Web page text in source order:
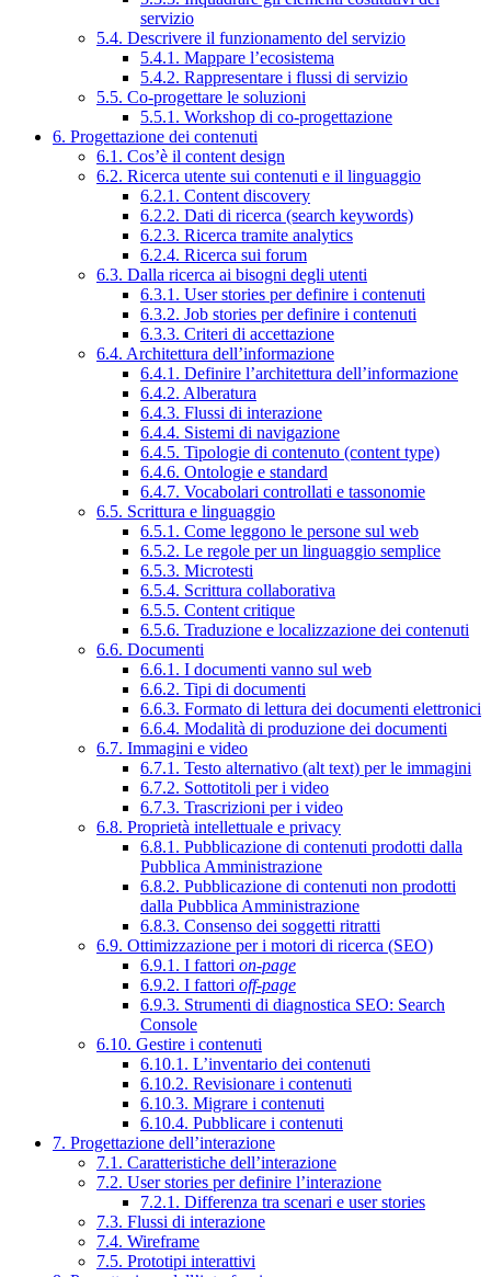
servizio
5.4. Descrivere il funzionamento del servizio
5.4.1. Mappare l’ecosistema
5.4.2. Rappresentare i flussi di servizio
5.5. Co-progettare le soluzioni
5.5.1. Workshop di co-progettazione
6. Progettazione dei contenuti
6.1. Cos’è il content design
6.2. Ricerca utente sui contenuti e il linguaggio
6.2.1. Content discovery
6.2.2. Dati di ricerca (search keywords)
6.2.3. Ricerca tramite analytics
6.2.4. Ricerca sui forum
6.3. Dalla ricerca ai bisogni degli utenti
6.3.1. User stories per definire i contenuti
6.3.2. Job stories per definire i contenuti
6.3.3. Criteri di accettazione
6.4. Architettura dell’informazione
6.4.1. Definire l’architettura dell’informazione
6.4.2. Alberatura
6.4.3. Flussi di interazione
6.4.4. Sistemi di navigazione
6.4.5. Tipologie di contenuto (content type)
6.4.6. Ontologie e standard
6.4.7. Vocabolari controllati e tassonomie
6.5. Scrittura e linguaggio
6.5.1. Come leggono le persone sul web
6.5.2. Le regole per un linguaggio semplice
6.5.3. Microtesti
6.5.4. Scrittura collaborativa
6.5.5. Content critique
6.5.6. Traduzione e localizzazione dei contenuti
6.6. Documenti
6.6.1. I documenti vanno sul web
6.6.2. Tipi di documenti
6.6.3. Formato di lettura dei documenti elettronici
6.6.4. Modalità di produzione dei documenti
6.7. Immagini e video
6.7.1. Testo alternativo (alt text) per le immagini
6.7.2. Sottotitoli per i video
6.7.3. Trascrizioni per i video
6.8. Proprietà intellettuale e privacy
6.8.1. Pubblicazione di contenuti prodotti dalla
Pubblica Amministrazione
6.8.2. Pubblicazione di contenuti non prodotti
dalla Pubblica Amministrazione
6.8.3. Consenso dei soggetti ritratti
6.9. Ottimizzazione per i motori di ricerca (SEO)
6.9.1. I fattori on-page
6.9.2. I fattori off-page
6.9.3. Strumenti di diagnostica SEO: Search
Console
6.10. Gestire i contenuti
6.10.1. L’inventario dei contenuti
6.10.2. Revisionare i contenuti
6.10.3. Migrare i contenuti
6.10.4. Pubblicare i contenuti
7. Progettazione dell’interazione
7.1. Caratteristiche dell’interazione
7.2. User stories per definire l’interazione
7.2.1. Differenza tra scenari e user stories
7.3. Flussi di interazione
7.4. Wireframe
7.5. Prototipi interattivi